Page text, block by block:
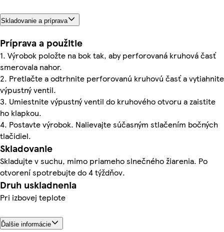
Skladovanie a príprava
Príprava a použitie
1. Výrobok položte na bok tak, aby perforovaná kruhová časť
smerovala nahor.
2. Pretlačte a odtrhnite perforovanú kruhovú časť a vytiahnite
výpustný ventil.
3. Umiestnite výpustný ventil do kruhového otvoru a zaistite
ho klapkou.
4. Postavte výrobok. Nalievajte súčasným stlačením bočných
tlačidiel.
Skladovanie
Skladujte v suchu, mimo priameho slnečného žiarenia. Po
otvorení spotrebujte do 4 týždňov.
Druh uskladnenia
Pri izbovej teplote
Ďalšie informácie